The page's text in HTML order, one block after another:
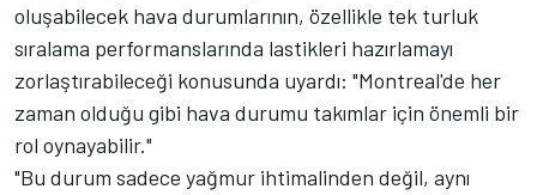
oluşabilecek hava durumlarının, özellikle tek turluk
sıralama performanslarında lastikleri hazırlamayı
zorlaştırabileceği konusunda uyardı: "Montreal'de her
zaman olduğu gibi hava durumu takımlar için önemli bir
rol oynayabilir."
"Bu durum sadece yağmur ihtimalinden değil, aynı